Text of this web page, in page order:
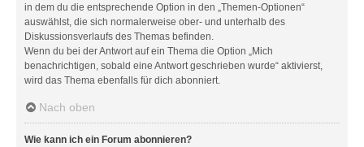
in dem du die entsprechende Option in den „Themen-Optionen“
auswählst, die sich normalerweise ober- und unterhalb des
Diskussionsverlaufs des Themas befinden.
Wenn du bei der Antwort auf ein Thema die Option „Mich
benachrichtigen, sobald eine Antwort geschrieben wurde“ aktivierst,
wird das Thema ebenfalls für dich abonniert.
Nach oben
Wie kann ich ein Forum abonnieren?